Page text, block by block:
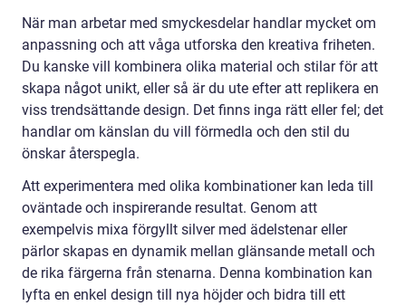
När man arbetar med smyckesdelar handlar mycket om
anpassning och att våga utforska den kreativa friheten.
Du kanske vill kombinera olika material och stilar för att
skapa något unikt, eller så är du ute efter att replikera en
viss trendsättande design. Det finns inga rätt eller fel; det
handlar om känslan du vill förmedla och den stil du
önskar återspegla.
Att experimentera med olika kombinationer kan leda till
oväntade och inspirerande resultat. Genom att
exempelvis mixa förgyllt silver med ädelstenar eller
pärlor skapas en dynamik mellan glänsande metall och
de rika färgerna från stenarna. Denna kombination kan
lyfta en enkel design till nya höjder och bidra till ett